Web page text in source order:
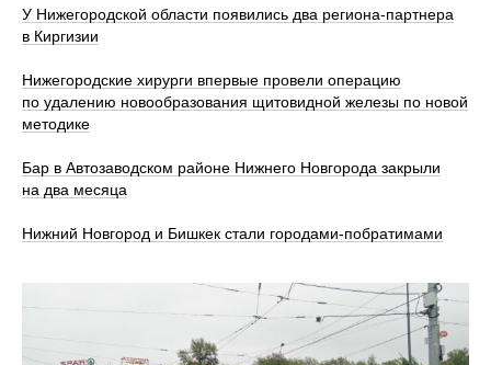
У Нижегородской области появились два региона-партнера
в Киргизии
Нижегородские хирурги впервые провели операцию
по удалению новообразования щитовидной железы по новой
методике
Бар в Автозаводском районе Нижнего Новгорода закрыли
на два месяца
Нижний Новгород и Бишкек стали городами-побратимами